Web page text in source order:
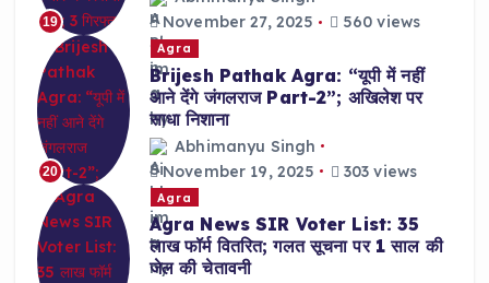
19
November 27, 2025
560 views
20
Agra
Brijesh Pathak Agra: “यूपी में नहीं
आने देंगे जंगलराज Part-2”; अखिलेश पर
साधा निशाना
Abhimanyu Singh
November 19, 2025
303 views
Agra
Agra News SIR Voter List: 35
लाख फॉर्म वितरित; गलत सूचना पर 1 साल की
जेल की चेतावनी